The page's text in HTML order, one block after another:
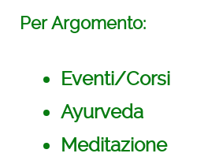
con Deepak
Per Argomento:
Eventi/Corsi
Ayurveda
Meditazione